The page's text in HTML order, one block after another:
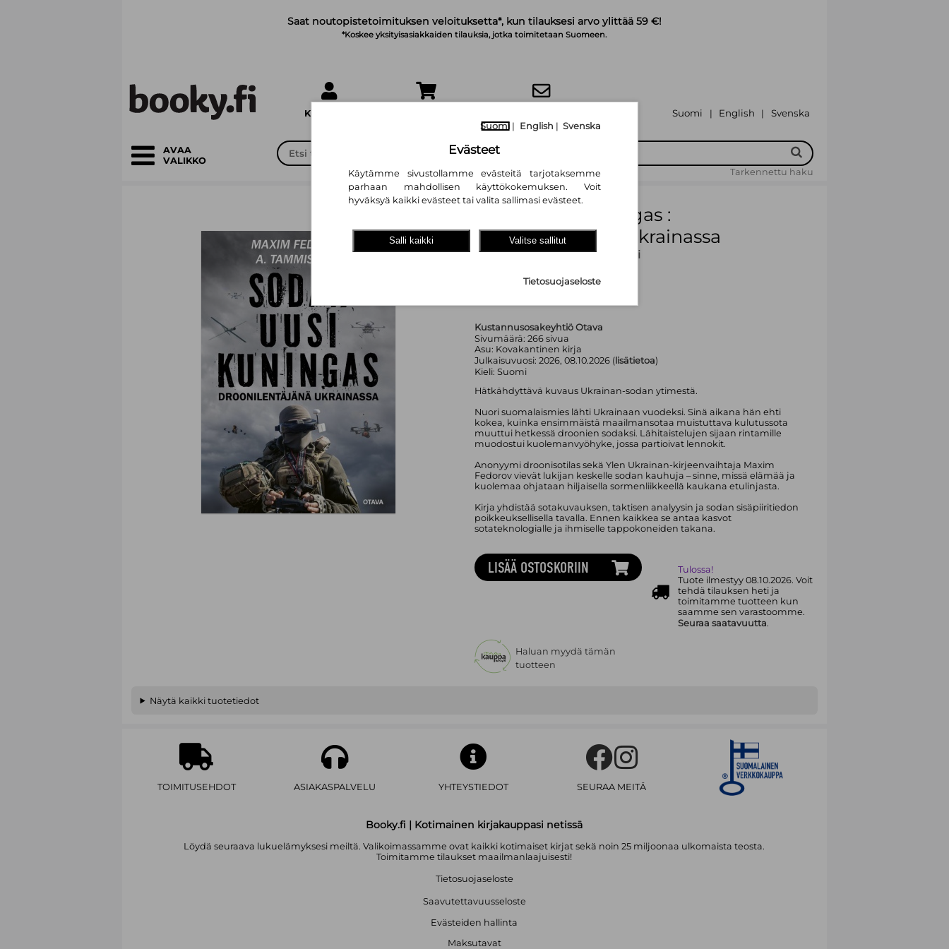
Saat noutopistetoimituksen veloituksetta*, kun tilauksesi arvo ylittää 59 €!
*Koskee yksityisasiakkaiden tilauksia, jotka toimitetaan Suomeen.
KIRJAUDU Suomi | English | Svenska
AVAA
VALIKKO
Tarkennettu haku
Sodan uusi kuningas :
Droonilentäjänä Ukrainassa
Maxim Fedorov,A. Tammisaari
31,20 €
Kustannusosakeyhtiö Otava
Sivumäärä: 266sivua
Asu: Kovakantinen kirja
Julkaisuvuosi: 2026, 08.10.2026 (lisätietoa)
Kieli: Suomi
Hätkähdyttävä kuvaus Ukrainan-sodan ytimestä.
Nuori suomalaismies lähti Ukrainaan vuodeksi. Sinä aikana hän ehti
kokea, kuinka ensimmäistä maailmansotaa muistuttava kulutussota
muuttui hetkessä droonien sodaksi. Lähitaistelujen sijaan rintamille
muodostui kuolemanvyöhyke, jossa partioivat lennokit.
Anonyymi droonisotilas sekä Ylen Ukrainan-kirjeenvaihtaja Maxim
Fedorov vievät lukijan keskelle sodan kauhuja – sinne, missä elämää ja
kuolemaa ohjataan hiljaisella sormenliikkeellä kaukana etulinjasta.
Kirja yhdistää sotakuvauksen, taktisen analyysin ja sodan sisäpiiritiedon
poikkeuksellisella tavalla. Ennen kaikkea se antaa kasvot
sotateknologialle ja ihmiselle tappokoneiden takana.
LISÄÄ OSTOSKORIIN
Tulossa!
Tuote ilmestyy 08.10.2026. Voit
tehdä tilauksen heti ja
toimitamme tuotteen kun
saamme sen varastoomme.
Seuraa saatavuutta.
Haluan myydä tämän
tuotteen
Näytä kaikki tuotetiedot
TOIMITUSEHDOT ASIAKASPALVELU YHTEYSTIEDOT SEURAA MEITÄ
Booky.fi | Kotimainen kirjakauppasi netissä
Löydä seuraava lukuelämyksesi meiltä. Valikoimassamme ovat kaikki kotimaiset kirjat sekä noin 25 miljoonaa ulkomaista teosta.
Toimitamme tilaukset maailmanlaajuisesti!
Tietosuojaseloste
Saavutettavuusseloste
Evästeiden hallinta
Maksutavat
Suomi | English | Svenska
Evästeet
Käytämme sivustollamme evästeitä tarjotaksemme
parhaan mahdollisen käyttökokemuksen. Voit
hyväksyä kaikki evästeet tai valita sallimasi evästeet.
Salli kaikki Valitse sallitut
Tietosuojaseloste